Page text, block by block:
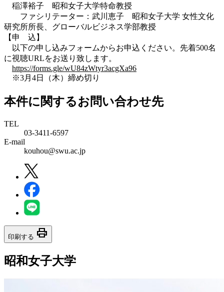
稲澤裕子 昭和女子大学特命教授
ファシリテーター：武川恵子 昭和女子大学 女性文化
研究所所長、グローバルビジネス学部教授
【申 込】
以下の申し込みフォームからお申込ください。先着500名
に視聴URLをお送り致します。
https://forms.gle/wU84zWtyr3acgXa96
※3月4日（木）締め切り
本件に関するお問い合わせ先
TEL
03-3411-6597
E-mail
kouhou@swu.ac.jp
印刷する print
昭和女子大学